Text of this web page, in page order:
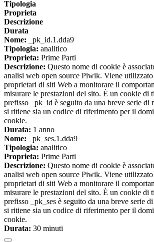
Tipologia
Proprieta
Descrizione
Durata
Nome: _pk_id.1.dda9
Tipologia: analitico
Proprieta: Prime Parti
Descrizione: Questo nome di cookie è
analisi web open source Piwik. Viene utilizzato
proprietari di siti Web a monitorare il
misurare le prestazioni del sito. È un cookie di
prefisso _pk_id è seguito da una breve serie di
si ritiene sia un codice di riferimento per il
cookie.
Durata: 1 anno
Nome: _pk_ses.1.dda9
Tipologia: analitico
Proprieta: Prime Parti
Descrizione: Questo nome di cookie è
analisi web open source Piwik. Viene utilizzato
proprietari di siti Web a monitorare il
misurare le prestazioni del sito. È un cookie di
prefisso _pk_ses è seguito da una breve serie
si ritiene sia un codice di riferimento per il
cookie.
Durata: 30 minuti